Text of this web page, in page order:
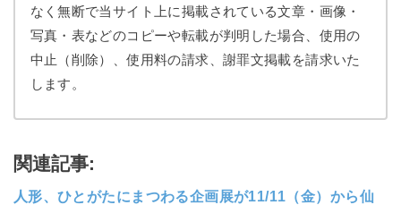
なく無断で当サイト上に掲載されている文章・画像・
写真・表などのコピーや転載が判明した場合、使用の
中止（削除）、使用料の請求、謝罪文掲載を請求いた
します。
関連記事:
人形、ひとがたにまつわる企画展が11/11（金）から仙